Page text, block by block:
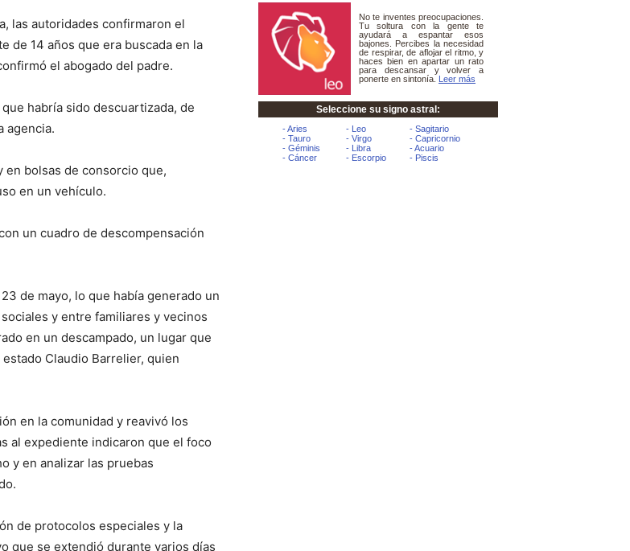
las autoridades confirmaron el
de 14 años que era buscada en la
el abogado del padre.
habría sido descuartizada, de
agencia.
en bolsas de consorcio que,
en un vehículo.
un cuadro de descompensación
de mayo, lo que había generado un
y entre familiares y vecinos
en un descampado, un lugar que
Claudio Barrelier, quien
en la comunidad y reavivó los
al expediente indicaron que el foco
y en analizar las pruebas
de protocolos especiales y la
que se extendió durante varios días